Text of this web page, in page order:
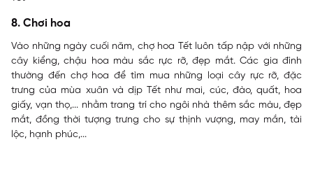
8. Chơi hoa
Vào những ngày cuối năm, chợ hoa Tết luôn tấp nập với những
cây kiểng, chậu hoa màu sắc rực rỡ, đẹp mắt. Các gia đình
thường đến chợ hoa để tìm mua những loại cây rực rỡ, đặc
trưng của mùa xuân và dịp Tết như mai, cúc, đào, quất, hoa
giấy, vạn thọ,... nhằm trang trí cho ngôi nhà thêm sắc màu, đẹp
mắt, đồng thời tượng trưng cho sự thịnh vượng, may mắn, tài
lộc, hạnh phúc,...